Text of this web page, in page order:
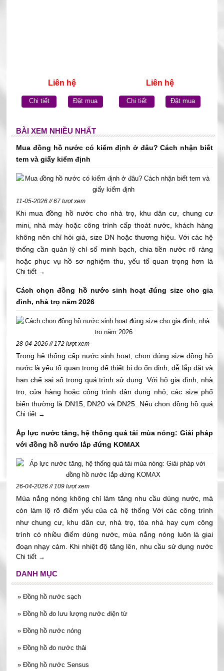
Liên hệ
Chi tiết Đặt mua
Liên hệ
Chi tiết Đặt mua
BÀI XEM NHIỀU NHẤT
Mua đồng hồ nước có kiểm định ở đâu? Cách nhận biết
tem và giấy kiểm định
11-05-2026 // 67 lượt xem
Khi mua đồng hồ nước cho nhà trọ, khu dân cư, chung cư
mini, nhà máy hoặc công trình cấp thoát nước, khách hàng
không nên chỉ hỏi giá, size DN hoặc thương hiệu. Với các hệ
thống cần quản lý chỉ số minh bạch, chia tiền nước rõ ràng
hoặc phục vụ hồ sơ nghiệm thu, yếu tố quan trọng hơn là
đồng hồ nước có kiểm định hay không, tem có rõ không, giấy
Đặc biệt với khách hàng, nhà thầu M&E, phòng kỹ thuật và
từ đầu giúp giảm rủi ro khi bàn giao, hạn chế tranh chấp chỉ
số và tránh thiếu hồ sơ trong quá trình nghiệm thu. Bài viết
này giúp quý khách trả lời đúng câu hỏi: mua đồng hồ nước
có kiểm định ở đâu uy tín, cần kiểm tra giấy tờ gì và làm sao
nhận biết nhanh trước khi mua.
Chi tiết →
Cách chọn đồng hồ nước sinh hoạt đúng size cho gia
đình, nhà trọ năm 2026
28-04-2026 // 172 lượt xem
Trong hệ thống cấp nước sinh hoạt, chọn đúng size đồng hồ
nước là yếu tố quan trọng để thiết bị đo ổn định, dễ lắp đặt và
hạn chế sai số trong quá trình sử dụng. Với hộ gia đình, nhà
trọ, cửa hàng hoặc công trình dân dụng nhỏ, các size phổ
biến thường là DN15, DN20 và DN25. Nếu chọn đồng hồ quá
nhỏ, nước có thể bị yếu, lưu lượng không đáp ứng đủ nhu cầu
sử dụng. Nếu chọn đồng hồ quá lớn, thiết bị có thể đo không
nhạy ở lưu lượng thấp, gây sai lệch trong quá trình ghi nhận
nước sinh hoạt đúng size theo đường ống, lưu lượng, vị trí lắp
đặt và nhu cầu sử dụng thực tế.
Chi tiết →
Áp lực nước tăng, hệ thống quá tải mùa nóng: Giải pháp
với đồng hồ nước lắp đứng KOMAX
26-04-2026 // 109 lượt xem
Mùa nắng nóng không chỉ làm tăng nhu cầu dùng nước, mà
còn làm lộ rõ điểm yếu của cả hệ thống Với các công trình
như chung cư, khu dân cư, nhà trọ, tòa nhà hay cụm công
trình có nhiều điểm dùng nước, mùa nắng nóng luôn là giai
đoạn nhạy cảm. Khi nhiệt độ tăng lên, nhu cầu sử dụng nước
sinh hoạt tăng mạnh, đặc biệt vào các khung giờ cao điểm
sáng sớm, giữa trưa và chiều tối. Đây cũng là lúc hệ thống
cấp nước phải gánh áp lực lớn hơn bình thường. Với nhóm
khách hàng như ban quản lý, chủ đầu tư, đơn vị vận hành,
“nước có đủ dùng hay không”. Điều đáng lo hơn là hệ thống
có đang vận hành ổn định không, việc đo đếm có còn phù
một lựa chọn đáng cân nhắc khi doanh nghiệp cần giải pháp
Chi tiết →
DANH MỤC
» Đồng hồ nước sạch
» Đồng hồ đo lưu lượng nước điện từ
» Đồng hồ nước nóng
» Đồng hồ đo nước thải
» Đồng hồ nước Sensus